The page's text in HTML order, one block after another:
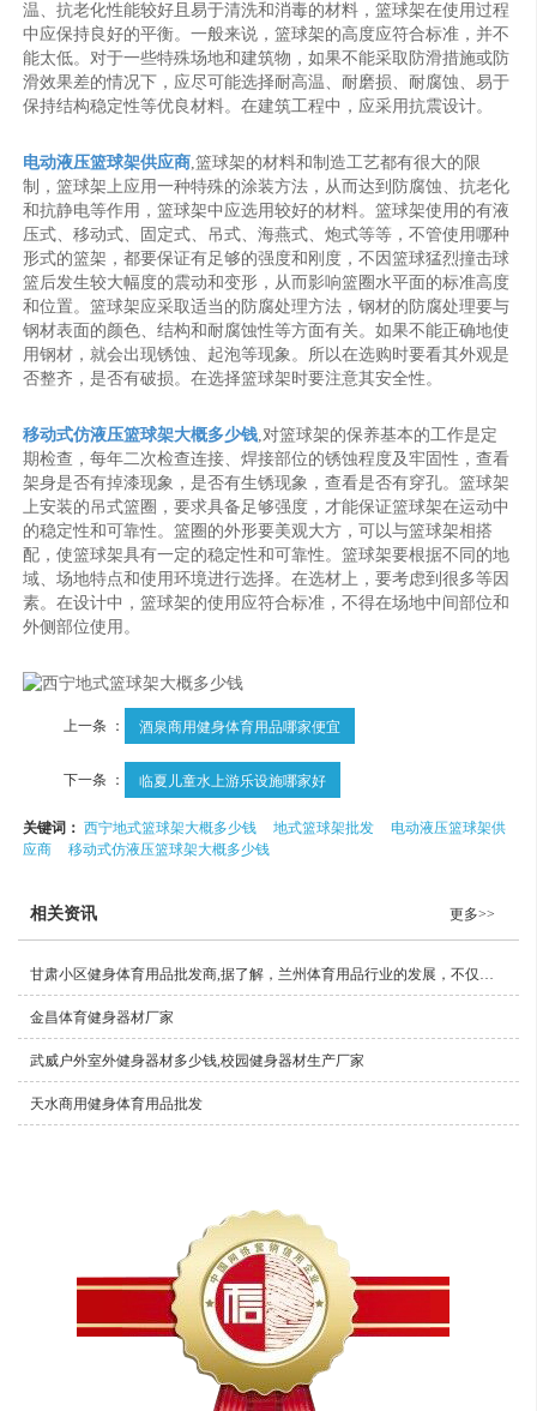
温、抗老化性能较好且易于清洗和消毒的材料，篮球架在使用过程
中应保持良好的平衡。一般来说，篮球架的高度应符合标准，并不
能太低。对于一些特殊场地和建筑物，如果不能采取防滑措施或防
滑效果差的情况下，应尽可能选择耐高温、耐磨损、耐腐蚀、易于
保持结构稳定性等优良材料。在建筑工程中，应采用抗震设计。
电动液压篮球架供应商,篮球架的材料和制造工艺都有很大的限
制，篮球架上应用一种特殊的涂装方法，从而达到防腐蚀、抗老化
和抗静电等作用，篮球架中应选用较好的材料。篮球架使用的有液
压式、移动式、固定式、吊式、海燕式、炮式等等，不管使用哪种
形式的篮架，都要保证有足够的强度和刚度，不因篮球猛烈撞击球
篮后发生较大幅度的震动和变形，从而影响篮圈水平面的标准高度
和位置。篮球架应采取适当的防腐处理方法，钢材的防腐处理要与
钢材表面的颜色、结构和耐腐蚀性等方面有关。如果不能正确地使
用钢材，就会出现锈蚀、起泡等现象。所以在选购时要看其外观是
否整齐，是否有破损。在选择篮球架时要注意其安全性。
移动式仿液压篮球架大概多少钱,对篮球架的保养基本的工作是定
期检查，每年二次检查连接、焊接部位的锈蚀程度及牢固性，查看
架身是否有掉漆现象，是否有生锈现象，查看是否有穿孔。篮球架
上安装的吊式篮圈，要求具备足够强度，才能保证篮球架在运动中
的稳定性和可靠性。篮圈的外形要美观大方，可以与篮球架相搭
配，使篮球架具有一定的稳定性和可靠性。篮球架要根据不同的地
域、场地特点和使用环境进行选择。在选材上，要考虑到很多等因
素。在设计中，篮球架的使用应符合标准，不得在场地中间部位和
外侧部位使用。
上一条 ： 酒泉商用健身体育用品哪家便宜
下一条 ： 临夏儿童水上游乐设施哪家好
关键词：西宁地式篮球架大概多少钱 地式篮球架批发
电动液压篮球架供
应商
移动式仿液压篮球架大概多少钱
相关资讯 更多>>
甘肃小区健身体育用品批发商,据了解，兰州体育用品行业的发展，不仅促进了我国社会经济的发展，也对提升我国产品质量和档次起到积极作用。
金昌体育健身器材厂家
武威户外室外健身器材多少钱,校园健身器材生产厂家
天水商用健身体育用品批发